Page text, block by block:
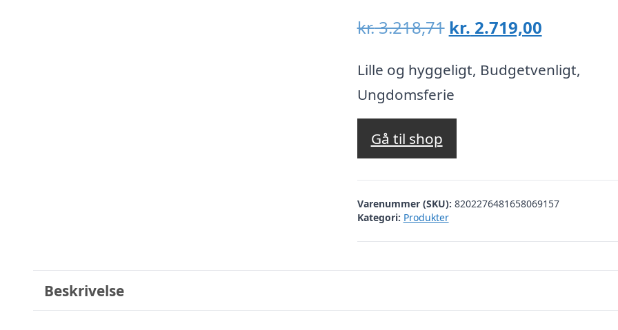
kr.3.218,71 Den
pris
var:
kr. 3.218,71.
kr. 2.719,00Den
pris
Lille og hyggeligt, Budgetvenligt,
Ungdomsferie
Gå til shop
Varenummer (SKU): 8202276481658069157
Kategori: Produkter
Beskrivelse